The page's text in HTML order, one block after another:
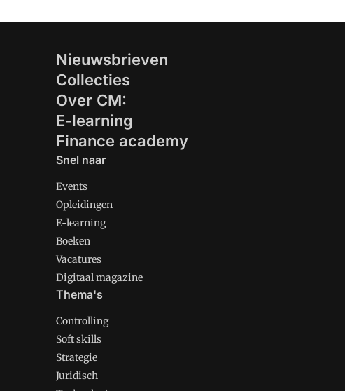
Nieuwsbrieven
Collecties
Over CM:
E-learning
Finance academy
Snel naar
Events
Opleidingen
E-learning
Boeken
Vacatures
Digitaal magazine
Thema's
Controlling
Soft skills
Strategie
Juridisch